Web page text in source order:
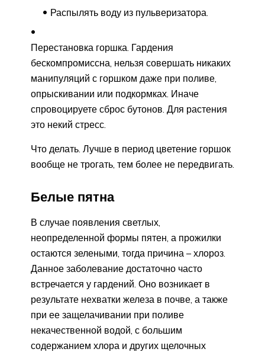
Распылять воду из пульверизатора.
Перестановка горшка. Гардения
бескомпромиссна, нельзя совершать никаких
манипуляций с горшком даже при поливе,
опрыскивании или подкормках. Иначе
спровоцируете сброс бутонов. Для растения
это некий стресс.
Что делать. Лучше в период цветение горшок
вообще не трогать, тем более не передвигать.
Белые пятна
В случае появления светлых,
неопределенной формы пятен, а прожилки
остаются зелеными, тогда причина – хлороз.
Данное заболевание достаточно часто
встречается у гардений. Оно возникает в
результате нехватки железа в почве, а также
при ее защелачивании при поливе
некачественной водой, с большим
содержанием хлора и других щелочных